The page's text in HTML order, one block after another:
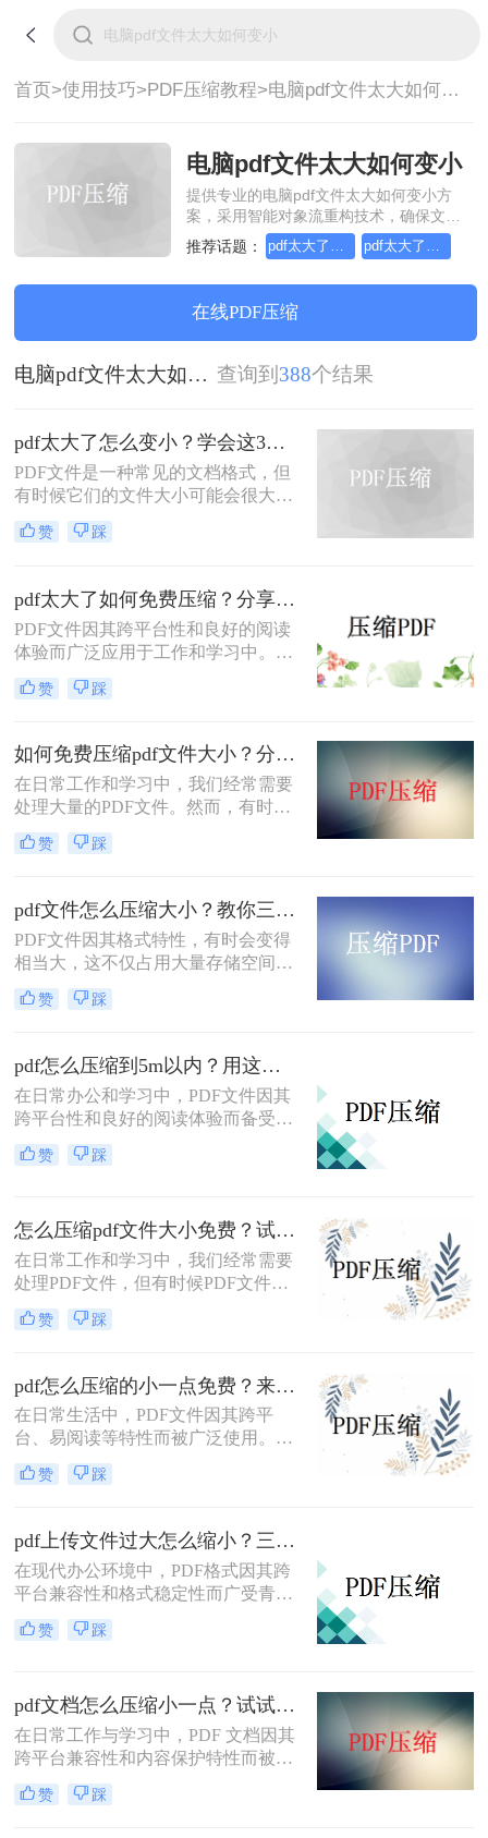
首页>使用技巧>PDF压缩教程> 电脑pdf文件太大如何变小
电脑pdf文件太大如何变小
提供专业的电脑pdf文件太大如何变小方
案，采用智能对象流重构技术，确保文档
1:1高保真还原且排版不乱码。支持一键批
量处理，全链路 SSL 加密保障隐私安全。
无需安装，高效办公。
推荐话题： pdf太大了怎么变小 pdf太大了怎么压缩变小
在线PDF压缩
电脑pdf文件太大如何变小 查询到 388个结果
pdf太大了怎么变小？学会这3个方法就够了！
PDF文件是一种常见的文档格式，但
有时候它们的文件大小可能会很大，
难以通过电子邮件或其他方式共享。
在这种情况下，大家可以使用以下方
大了怎么变小吧。
赞 踩
pdf太大了如何免费压缩？分享二种压缩方法！
PDF文件因其跨平台性和良好的阅读
体验而广泛应用于工作和学习中。然
而，有时PDF文件体积过大，不仅占
用存储空间，还会影响传输速度。那
介绍两种免费压缩PDF文件的方法。
赞 踩
如何免费压缩pdf文件大小？分享二个实用压缩方法！
在日常工作和学习中，我们经常需要
处理大量的PDF文件。然而，有时候
PDF文件过大，不仅占用存储空间，
还会影响上传和分享的速度。为了解
文将介绍两种免费压缩PDF文件大小
的方法。
赞 踩
pdf文件怎么压缩大小？教你三种实用压缩方法！
PDF文件因其格式特性，有时会变得
相当大，这不仅占用大量存储空间，
还可能影响传输速度。那么pdf文件怎
么压缩大小呢？本文将介绍三种有效
赞 踩
pdf怎么压缩到5m以内？用这二种压缩方法！
在日常办公和学习中，PDF文件因其
跨平台性和良好的阅读体验而备受欢
迎。然而，有时PDF文件过大，不仅
占用存储空间，还会影响传输速度。
的方法。
赞 踩
怎么压缩pdf文件大小免费？试试这二种压缩方法！
在日常工作和学习中，我们经常需要
处理PDF文件，但有时候PDF文件过
大，不便于传输和存储。那么怎么压
缩pdf文件大小免费呢？本文将介绍两
赞 踩
pdf怎么压缩的小一点免费？来试试这二种压缩方法！
在日常生活中，PDF文件因其跨平
台、易阅读等特性而被广泛使用。然
而，当PDF文件体积过大时，会给存
储和传输带来诸多不便。那么pdf怎么
种免费且实用的PDF压缩方法。
赞 踩
pdf上传文件过大怎么缩小？三招助你轻松缩小！
在现代办公环境中，PDF格式因其跨
平台兼容性和格式稳定性而广受青
睐。然而，高清图片、复杂布局和丰
富内容往往导致PDF文件体积庞大，
绍三种简单实用的PDF压缩技巧，助
你轻松优化PDF文件，提升文档传输
效率。
赞 踩
pdf文档怎么压缩小一点？试试这5个压缩方法！
在日常工作与学习中，PDF 文档因其
跨平台兼容性和内容保护特性而被广
泛使用。然而，当 PDF 文件中包含大
量高分辨率图片、内嵌字体或复杂图
赞 踩